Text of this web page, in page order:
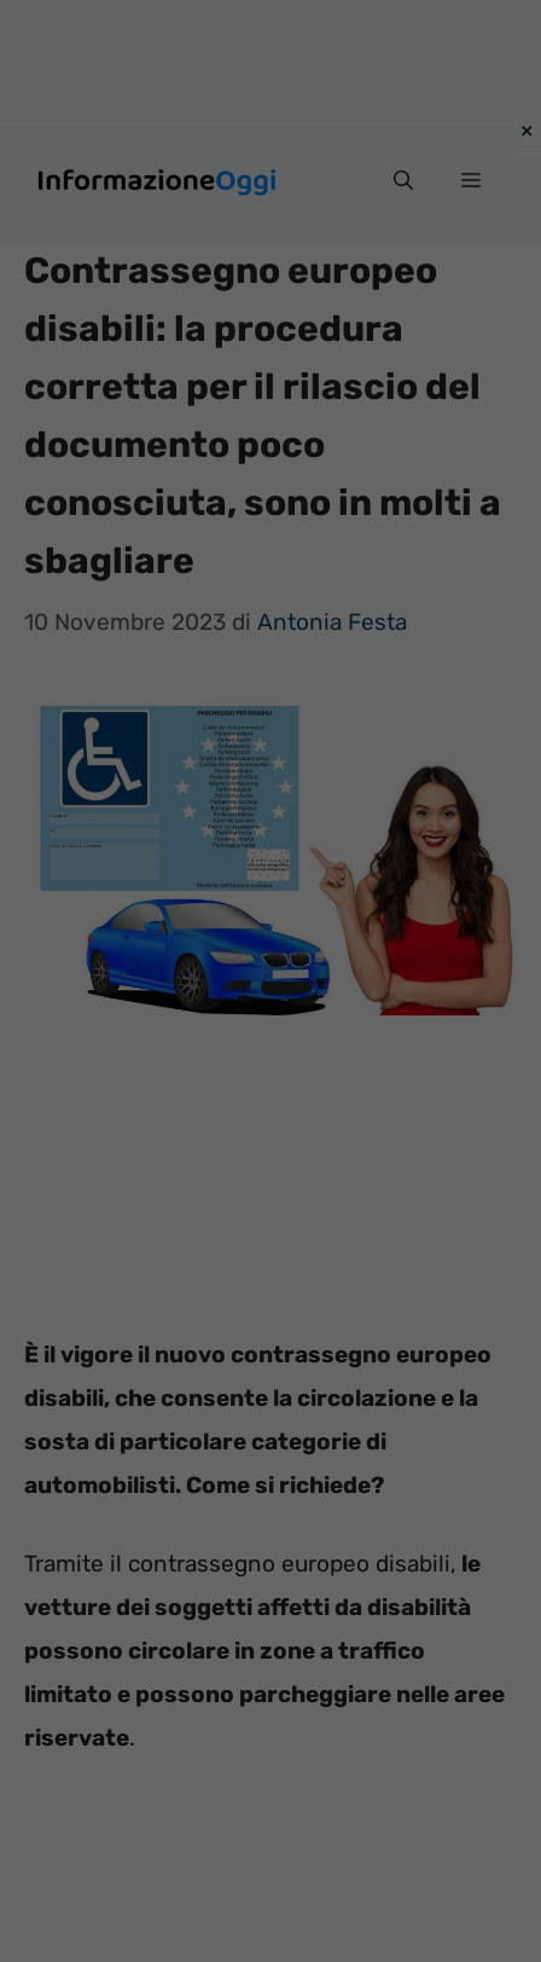
Menu
Contrassegno europeo
disabili: la procedura
corretta per il rilascio del
documento poco
conosciuta, sono in molti a
sbagliare
10 Novembre 2023 di Antonia Festa
È il vigore il nuovo contrassegno europeo
disabili, che consente la circolazione e la
sosta di particolare categorie di
automobilisti. Come si richiede?
Tramite il contrassegno europeo disabili, le
vetture dei soggetti affetti da disabilità
possono circolare in zone a traffico
limitato e possono parcheggiare nelle aree
riservate.